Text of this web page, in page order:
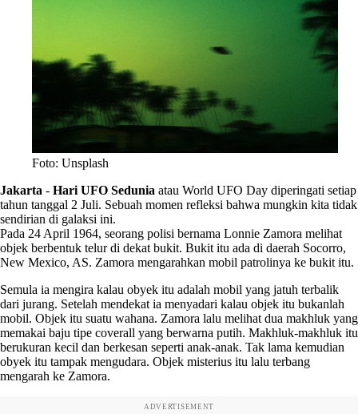
Foto: Unsplash
Jakarta - Hari UFO Sedunia atau World UFO Day diperingati setiap
tahun tanggal 2 Juli. Sebuah momen refleksi bahwa mungkin kita tidak
sendirian di galaksi ini.
Pada 24 April 1964, seorang polisi bernama Lonnie Zamora melihat
objek berbentuk telur di dekat bukit. Bukit itu ada di daerah Socorro,
New Mexico, AS. Zamora mengarahkan mobil patrolinya ke bukit itu.
Semula ia mengira kalau obyek itu adalah mobil yang jatuh terbalik
dari jurang. Setelah mendekat ia menyadari kalau objek itu bukanlah
mobil. Objek itu suatu wahana. Zamora lalu melihat dua makhluk yang
memakai baju tipe coverall yang berwarna putih. Makhluk-makhluk itu
berukuran kecil dan berkesan seperti anak-anak. Tak lama kemudian
obyek itu tampak mengudara. Objek misterius itu lalu terbang
mengarah ke Zamora.
ADVERTISEMENT